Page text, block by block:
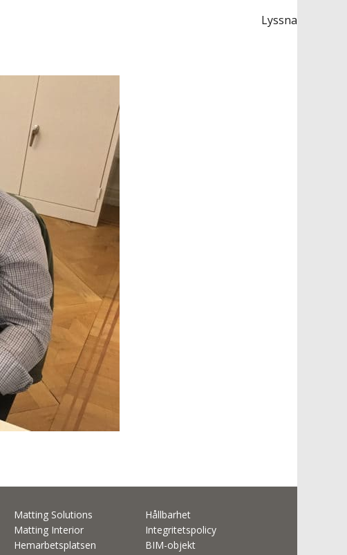
Lyssna
Matting Solutions
Matting Interior
Hemarbetsplatsen
Hållbarhet
Integritetspolicy
BIM-objekt